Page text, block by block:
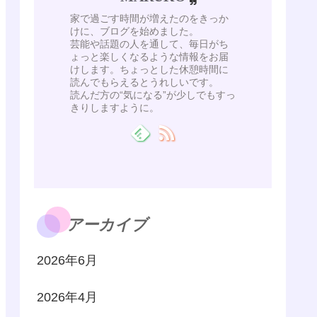
家で過ごす時間が増えたのをきっか
けに、ブログを始めました。
芸能や話題の人を通して、毎日がち
ょっと楽しくなるような情報をお届
けします。ちょっとした休憩時間に
読んでもらえるとうれしいです。
読んだ方の“気になる”が少しでもすっ
きりしますように。
アーカイブ
2026年6月
2026年4月